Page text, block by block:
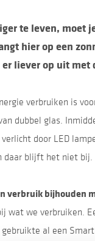
te leven, moet
hier op een
liever op uit met
verbruiken is
dubbel glas.
door LED
daar blijft het niet bij.
verbruik bijhouden
wat we verbruiken.
al een